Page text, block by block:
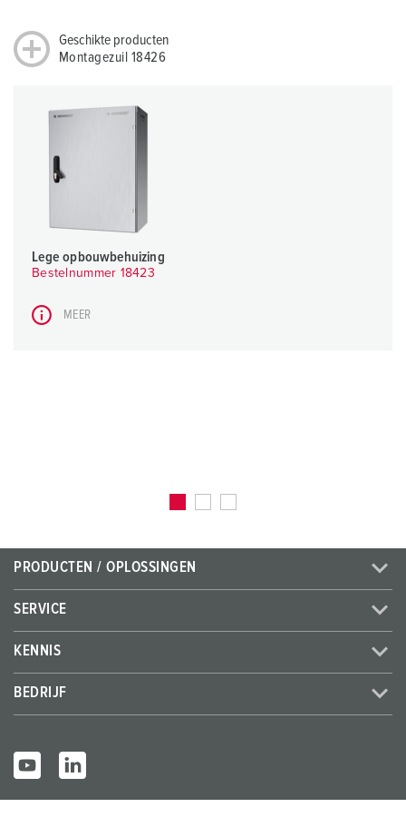
Geschikte producten
Montagezuil 18426
Lege opbouwbehuizing
Bestelnummer 18423
MEER
PRODUCTEN / OPLOSSINGEN
SERVICE
KENNIS
BEDRIJF